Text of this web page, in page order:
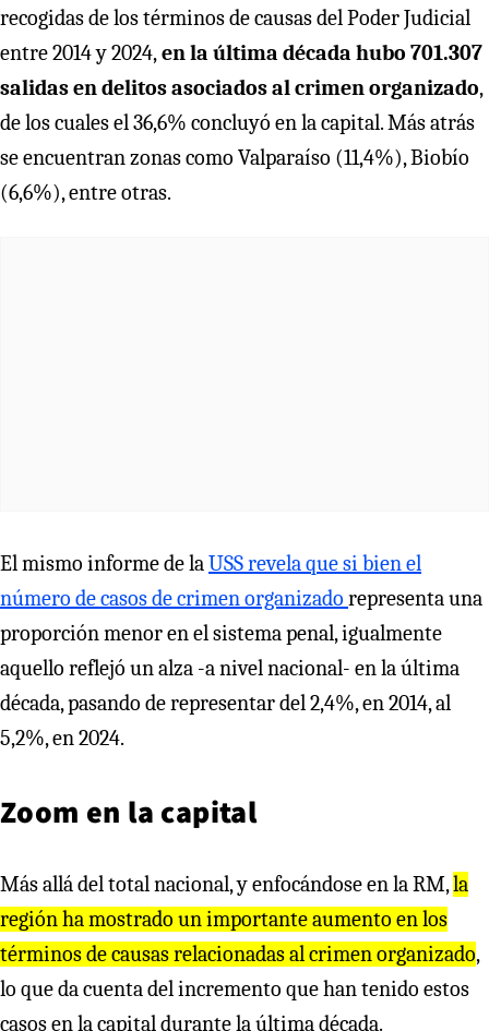
recogidas de los términos de causas del Poder Judicial
entre 2014 y 2024,en la última década hubo 701.307
salidas en delitos asociados al crimen organizado,
de los cuales el 36,6% concluyó en la capital. Más atrás
se encuentran zonas como Valparaíso (11,4%), Biobío
(6,6%), entre otras.
El mismo informe de laUSS revela que si bien el
número de casos de crimen organizado representa una
proporción menor en el sistema penal, igualmente
aquello reflejó un alza -a nivel nacional- en la última
década, pasando de representar del 2,4%, en 2014, al
5,2%, en 2024.
Zoom en la capital
Más allá del total nacional, y enfocándose en la RM,la
región ha mostrado un importante aumento en los
términos de causas relacionadas al crimen organizado,
lo que da cuenta del incremento que han tenido estos
casos en la capital durante la última década.